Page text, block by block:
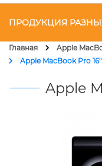
ПРОДУКЦИЯ
Чехлы
Акустика
Главная
Apple
Apple MacBook Pro
Apple